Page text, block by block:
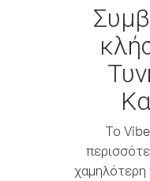
Το
χαμηλότερη